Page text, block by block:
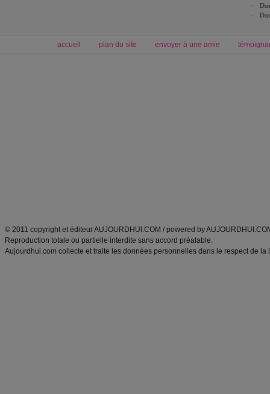
accueil plan du site envoyer à une amie
© 2011 copyright et éditeur AUJOURDHUI.COM / powered by
Reproduction totale ou partielle interdite sans accord préalable.
Aujourdhui.com collecte et traite les données personnelles dans le respect de